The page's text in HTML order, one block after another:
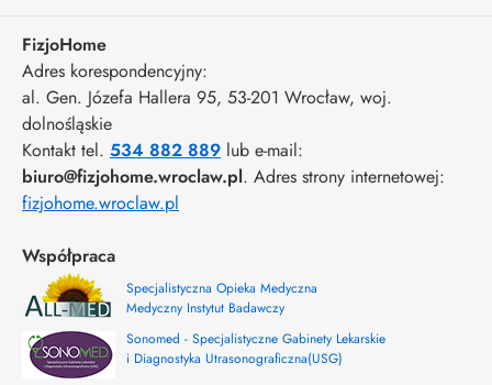
FizjoHome
Adres korespondencyjny:
al. Gen. Józefa Hallera 95, 53-201 Wrocław, woj.
dolnośląskie
Kontakt tel. 534 882 889 lub e-mail:
biuro@fizjohome.wroclaw.pl. Adres strony internetowej:
fizjohome.wroclaw.pl
Współpraca
Specjalistyczna Opieka Medyczna
Medyczny Instytut Badawczy
Sonomed - Specjalistyczne Gabinety Lekarskie
i Diagnostyka Utrasonograficzna(USG)